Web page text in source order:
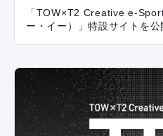
「TOW×T2 Creative e-
ー・イー）」特設サイトを公